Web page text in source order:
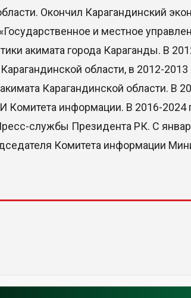
Окончил Карагандинский
и местное
акимата города Караганды. В
области, в 2012-
Карагандинской области. В
Комитета информации. В 2016-2024
службы Президента РК. С
Комитета информации